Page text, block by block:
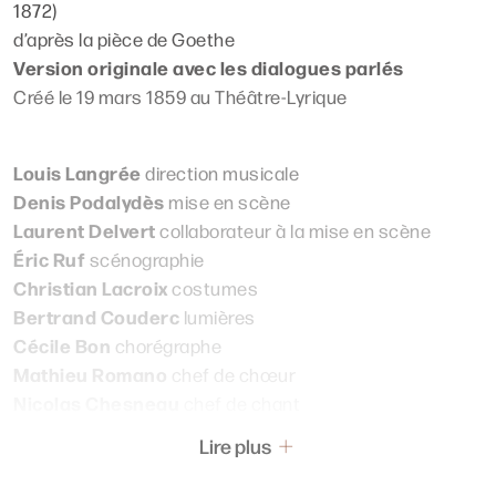
1872)
d’après la pièce de Goethe
Version originale avec les dialogues parlés
Créé le 19 mars 1859 au Théâtre-Lyrique
Louis Langréedirection musicale
Denis Podalydès mise en scène
Laurent Delvertcollaborateur à la mise en scène
Éric Ruf scénographie
Christian Lacroixcostumes
Bertrand Couderc lumières
Cécile Bon chorégraphe
Mathieu Romano chef de chœur
Véronique Soulier-Nguyenmaquillage et coiffure
Lire plus